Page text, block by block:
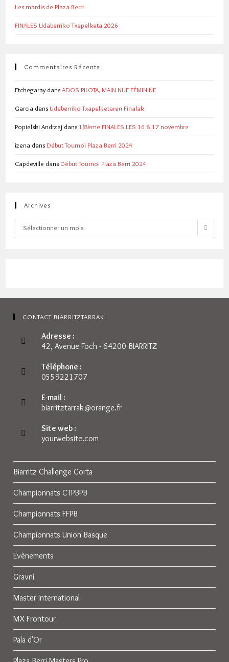
Les mardis de Plaza Berri
FINALES Udaberriko Txapelketa 2026
Commentaires Récents
Etchegaray dansADOS PILOTA, MAIN NUE FÉMININE
Garcia dans Udaberriko Txapelketaren Finalak
Popielski Andrzej dans 1/8ème FINALES LES 16 & 17 novembre
izena dans Début Tournoi Plaza Berri 2024
Capdeville dans Début Tournoi Plaza Berri 2024
Archives
Archives
Sélectionner un mois
CONTACT BIARRITZTARRAK
Adresse :
42, Avenue Foch - 64200 BIARRITZ
Téléphone :
0559221707
E-mail :
biarritztarrak@orange.frS’ouvre
Site web :
yourwebsite.com
Biarritz Challenge Corta
Championnats CTPBPB
Championnats FFPB
Championnats Union Basque
Evènements
Gravni
Master International
MX Frontour
Pala d'Or